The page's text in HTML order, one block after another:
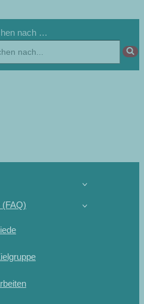
nach …
(FAQ)